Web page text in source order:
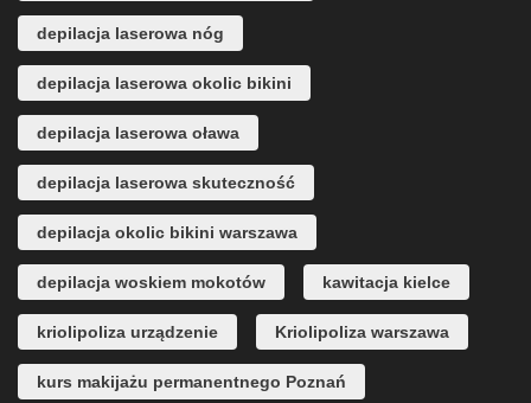
depilacja laserowa nóg
depilacja laserowa okolic bikini
depilacja laserowa oława
depilacja laserowa skuteczność
depilacja okolic bikini warszawa
depilacja woskiem mokotów kawitacja kielce
kriolipoliza urządzenie Kriolipoliza warszawa
kurs makijażu permanentnego Poznań